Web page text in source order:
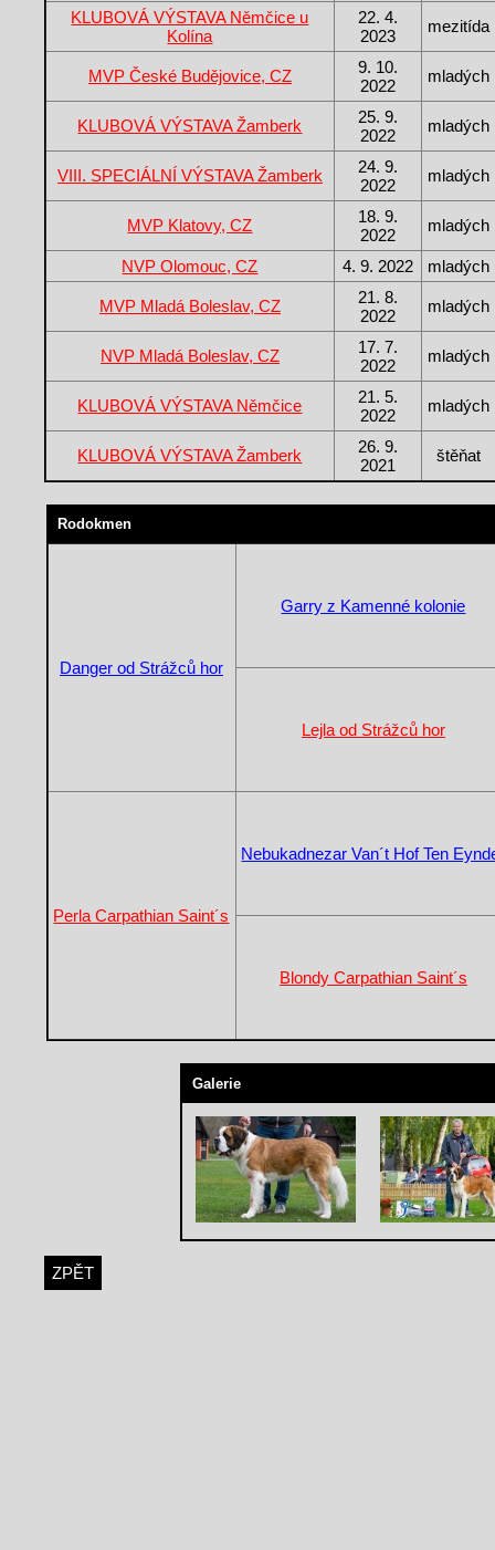
KLUBOVÁ VÝSTAVA Němčice u
Kolína
22. 4.
2023
mezitída
MVP České Budějovice, CZ
9. 10.
2022
mladých
KLUBOVÁ VÝSTAVA Žamberk
25. 9.
2022
mladých
VIII. SPECIÁLNÍ VÝSTAVA Žamberk
24. 9.
2022
mladých
MVP Klatovy, CZ
18. 9.
2022
mladých
NVP Olomouc, CZ 4. 9. 2022 mladých
MVP Mladá Boleslav, CZ
21. 8.
2022
mladých
NVP Mladá Boleslav, CZ
17. 7.
2022
mladých
KLUBOVÁ VÝSTAVA Němčice
21. 5.
2022
mladých
KLUBOVÁ VÝSTAVA Žamberk
26. 9.
2021
štěňat
Rodokmen
Danger od Strážců hor
Garry z Kamenné kolonie
Lejla od Strážců hor
Perla Carpathian Saint´s
Nebukadnezar Van´t Hof Ten
Blondy Carpathian Saint´s
Galerie
ZPĚT